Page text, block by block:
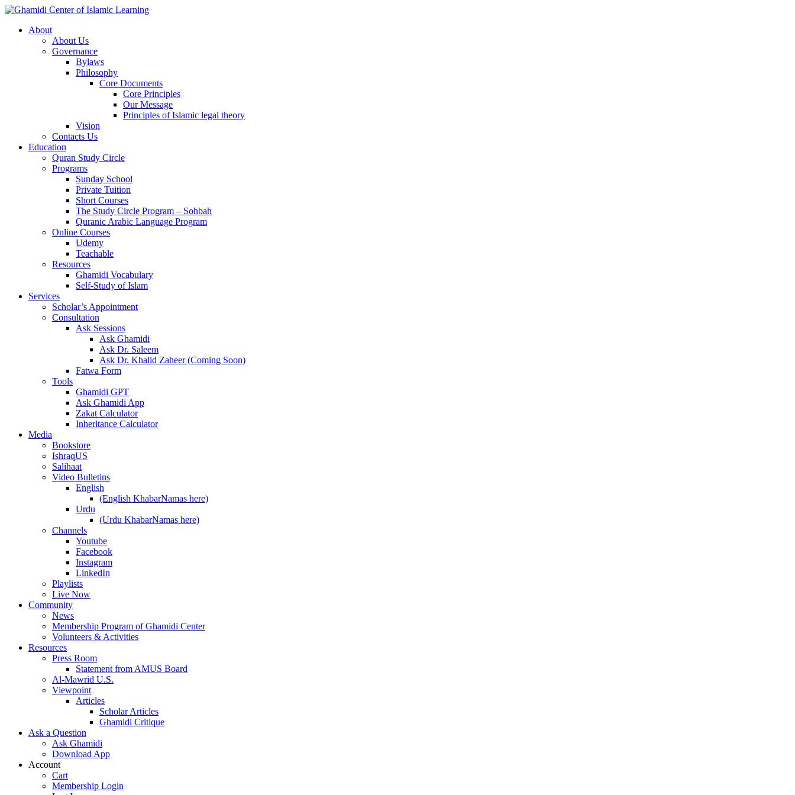
About
About Us
Governance
Bylaws
Philosophy
Core Documents
Core Principles
Our Message
Principles of Islamic legal theory
Vision
Contacts Us
Education
Quran Study Circle
Programs
Sunday School
Private Tuition
Short Courses
The Study Circle Program – Sohbah
Quranic Arabic Language Program
Online Courses
Udemy
Teachable
Resources
Ghamidi Vocabulary
Self-Study of Islam
Services
Scholar’s Appointment
Consultation
Ask Sessions
Ask Ghamidi
Ask Dr. Saleem
Ask Dr. Khalid Zaheer (Coming Soon)
Fatwa Form
Tools
Ghamidi GPT
Ask Ghamidi App
Zakat Calculator
Inheritance Calculator
Media
Bookstore
IshraqUS
Salihaat
Video Bulletins
English
(English KhabarNamas here)
Urdu
(Urdu KhabarNamas here)
Channels
Youtube
Facebook
Instagram
LinkedIn
Playlists
Live Now
Community
News
Membership Program of Ghamidi Center
Volunteers & Activities
Resources
Press Room
Statement from AMUS Board
Al-Mawrid U.S.
Viewpoint
Articles
Scholar Articles
Ghamidi Critique
Ask a Question
Ask Ghamidi
Download App
Account
Cart
Membership Login